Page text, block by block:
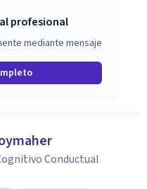
profesional
mediante mensaje
Conductual